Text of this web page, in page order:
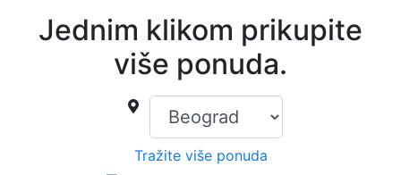
Jednim klikom prikupite
više ponuda.
Tražite više ponuda